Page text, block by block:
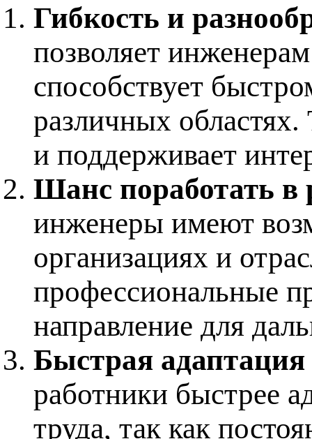
Гибкость и
позволяет
способствует
различных
и поддерживает
Шанс поработать в
инженеры имеют
организациях и
профессиональные
направление для
Быстрая
работники быстрее
труда, так как